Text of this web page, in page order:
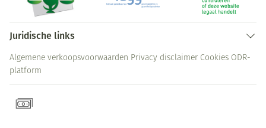
Juridische links
Algemene verkoopsvoorwaarden Privacy disclaimer Cookies ODR-
platform